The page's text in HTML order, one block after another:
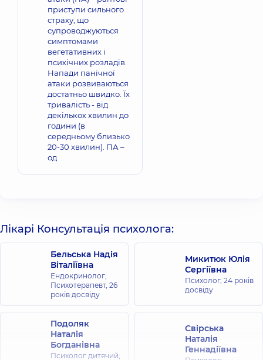
приступи сильного
страху, що
супроводжуються
симптомами
вегетативних і
психічних розладів.
Напади панічної
атаки розвиваються
достатньо швидко. Їх
тривалість - від
декількох хвилин до
години (в
середньому близько
20-30 хвилин). ПА –
од
Лікарі Консультація психолога:
Бельська Надія
Віталіївна
Ендокринолог;
Психотерапевт, 26
років досвіду
Микитюк Юлія
Сергіївна
Психолог, 24 років
досвіду
Подоляк
Наталія
Богданівна
Психолог дитячий;
Свірська
Наталія
Геннадіївна